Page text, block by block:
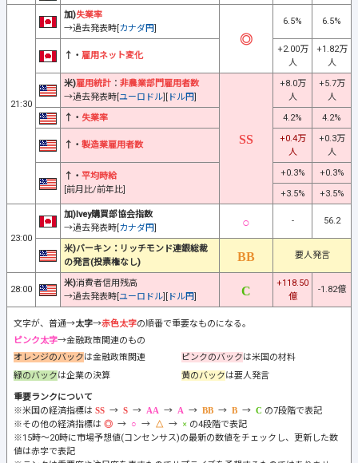
21:30
加)失業率
→過去発表時[カナダ円]
6.5% 6.5%
↑・ 雇用ネット変化
+2.00万
人
+1.82万
人
米)雇用統計 ： 非農業部門雇用者数
→過去発表時[ユーロドル][ ドル円]
+8.0万
人
+5.7万
人
↑・ 失業率 4.2% 4.2%
↑・ 製造業雇用者数
+0.4万
人
+0.3万
人
↑・ 平均時給
[前月比/前年比]
+0.3%
+0.3%
+3.5%
+3.5%
23:00
加)Ivey購買部協会指数
→過去発表時[カナダ円]
- 56.2
米)バーキン：リッチモンド連銀総裁
の発言(投票権なし)
要人発言
28:00
米)消費者信用残高
→過去発表時[ユーロドル][ ドル円]
+118.50
億
-1.82億
文字が、普通→太字→赤色太字の順番で重要なものになる。
ピンク太字→金融政策関連のもの
オレンジのバックは金融政策関連 ピンクのバックは米国の材料
緑のバックは企業の決算 黄のバックは要人発言
重要ランクについて
※米国の経済指標は
→ → → → → →
の7段階で表記
※その他の経済指標は
→ → →
の4段階で表記
※15時～20時に市場予想値(コンセンサス)の最新の数値をチェックし、更新した数
値は赤字で表記